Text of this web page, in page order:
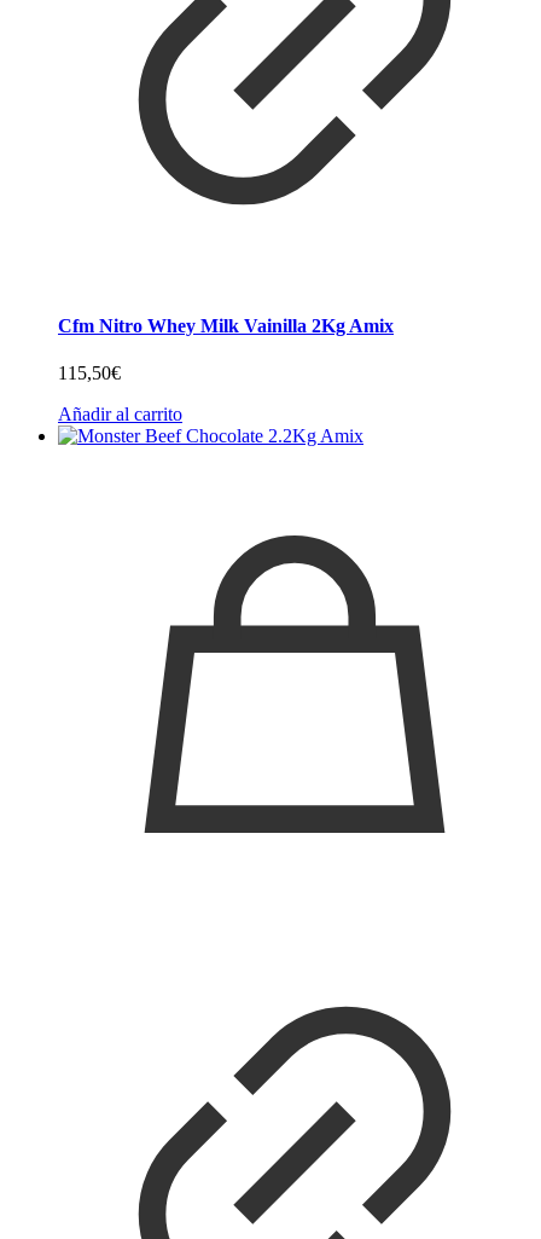
Cfm Nitro Whey Milk Vainilla 2Kg Amix
115,50€
Añadir al carrito